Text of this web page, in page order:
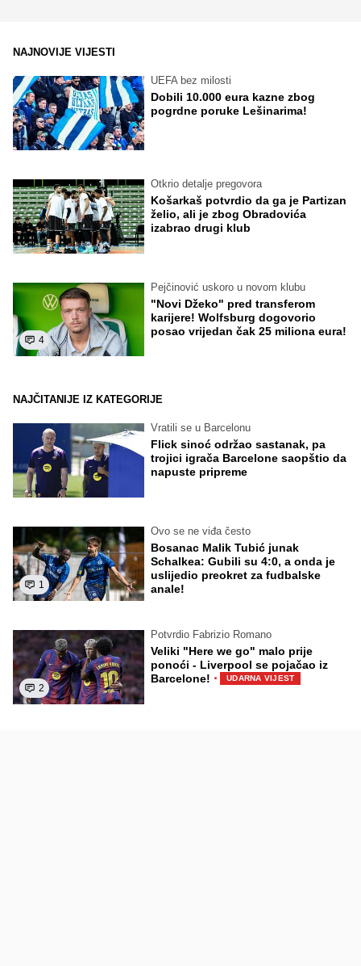
NAJNOVIJE VIJESTI
UEFA bez milosti
Dobili 10.000 eura kazne zbog
pogrdne poruke Lešinarima!
Otkrio detalje pregovora
Košarkaš potvrdio da ga je Partizan
želio, ali je zbog Obradovića
izabrao drugi klub
4
Pejčinović uskoro u novom klubu
"Novi Džeko" pred transferom
karijere! Wolfsburg dogovorio
posao vrijedan čak 25 miliona eura!
NAJČITANIJE IZ KATEGORIJE
Vratili se u Barcelonu
Flick sinoć održao sastanak, pa
trojici igrača Barcelone saopštio da
napuste pripreme
1
Ovo se ne viđa često
Bosanac Malik Tubić junak
Schalkea: Gubili su 4:0, a onda je
uslijedio preokret za fudbalske
anale!
2
Potvrdio Fabrizio Romano
Veliki "Here we go" malo prije
ponoći - Liverpool se pojačao iz
Barcelone! · UDARNA VIJEST